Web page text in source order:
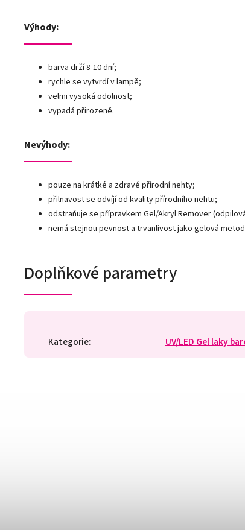
Výhody:
barva drží 8-10 dní;
rychle se vytvrdí v lampě;
velmi vysoká odolnost;
vypadá přirozeně.
Nevýhody:
pouze na krátké a zdravé přírodní nehty;
přilnavost se odvíjí od kvality přírodního nehtu;
odstraňuje se přípravkem Gel/Akryl Remover
nemá stejnou pevnost a trvanlivost jako gelová
Doplňkové parametry
Kategorie: UV/LED Gel laky